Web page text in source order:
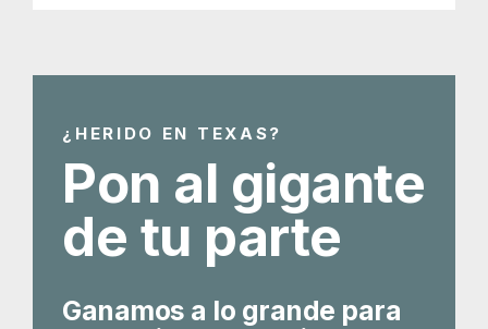
¿HERIDO EN TEXAS?
Pon al gigante
de tu parte
Ganamos a lo grande para